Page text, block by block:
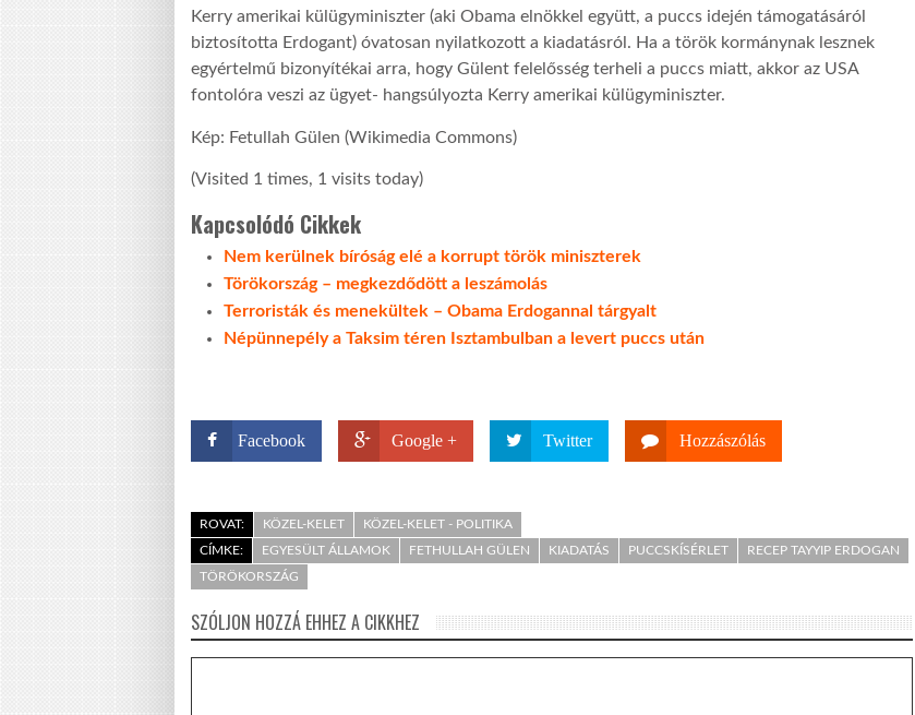
Kerry amerikai külügyminiszter (aki Obama elnökkel együtt, a puccs idején támogatásáról
biztosította Erdogant) óvatosan nyilatkozott a kiadatásról. Ha a török kormánynak lesznek
egyértelmű bizonyítékai arra, hogy Gülent felelősség terheli a puccs miatt, akkor az USA
fontolóra veszi az ügyet- hangsúlyozta Kerry amerikai külügyminiszter.
Kép: Fetullah Gülen (Wikimedia Commons)
(Visited 1 times, 1 visits today)
Kapcsolódó Cikkek
Nem kerülnek bíróság elé a korrupt török miniszterek
Törökország – megkezdődött a leszámolás
Terroristák és menekültek – Obama Erdogannal tárgyalt
Népünnepély a Taksim téren Isztambulban a levert puccs után
Facebook Google + Twitter Hozzászólás
ROVAT: KÖZEL-KELET
KÖZEL-KELET - POLITIKA
CÍMKE:
EGYESÜLT ÁLLAMOK FETHULLAH GÜLEN KIADATÁS PUCCSKÍSÉRLET
RECEP TAYYIP ERDOGAN
TÖRÖKORSZÁG
SZÓLJON HOZZÁ EHHEZ A CIKKHEZ